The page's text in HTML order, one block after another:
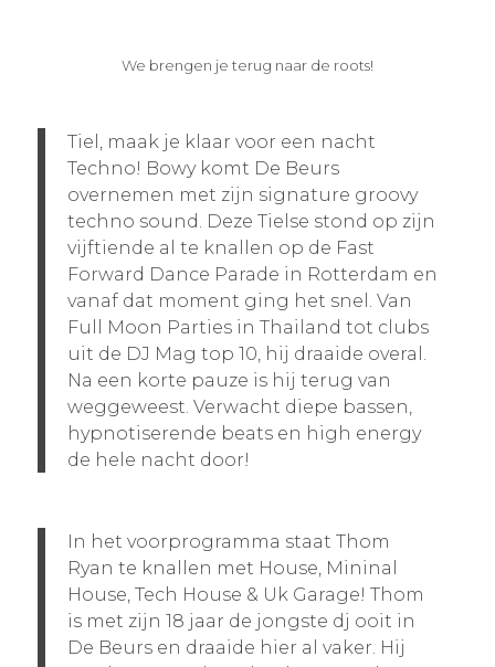
We brengen je terug naar de roots!
Tiel, maak je klaar voor een nacht
Techno! Bowy komt De Beurs
overnemen met zijn signature groovy
techno sound. Deze Tielse stond op zijn
vijftiende al te knallen op de Fast
Forward Dance Parade in Rotterdam en
vanaf dat moment ging het snel. Van
Full Moon Parties in Thailand tot clubs
uit de DJ Mag top 10, hij draaide overal.
Na een korte pauze is hij terug van
weggeweest. Verwacht diepe bassen,
hypnotiserende beats en high energy
de hele nacht door!
In het voorprogramma staat Thom
Ryan te knallen met House, Mininal
House, Tech House & Uk Garage! Thom
is met zijn 18 jaar de jongste dj ooit in
De Beurs en draaide hier al vaker. Hij